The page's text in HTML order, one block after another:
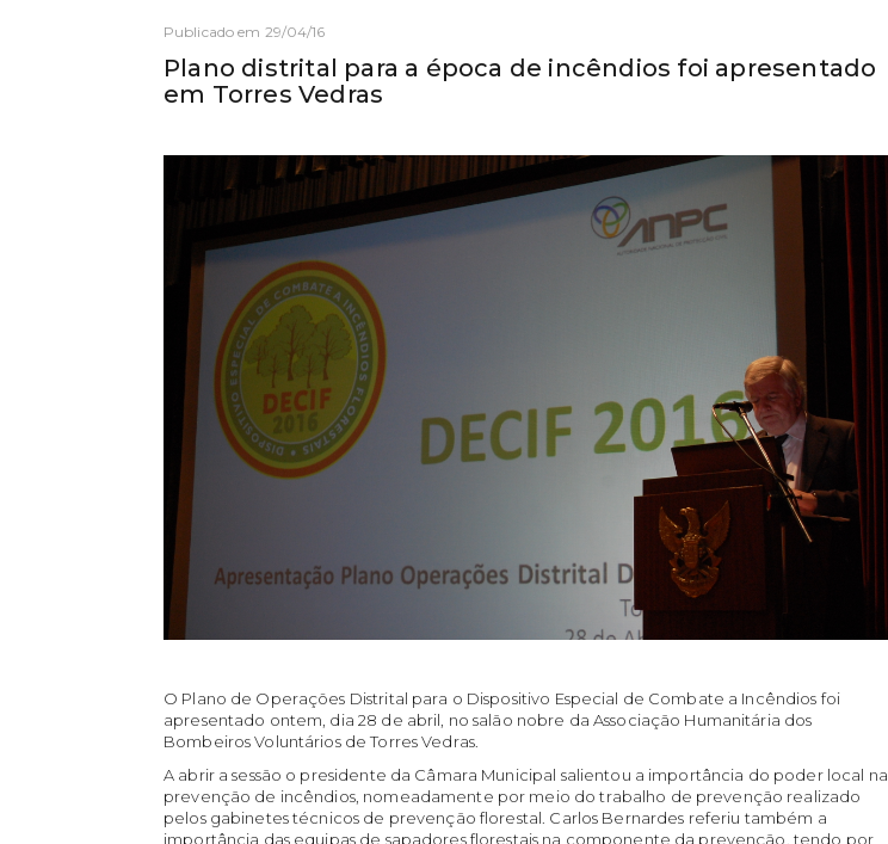
Publicado em 29/04/16
Plano distrital para a época de incêndios foi apresentado
em Torres Vedras
O Plano de Operações Distrital para o Dispositivo Especial de Combate a Incêndios foi
apresentado ontem, dia 28 de abril, no salão nobre da Associação Humanitária dos
Bombeiros Voluntários de Torres Vedras.
A abrir a sessão o presidente da Câmara Municipal salientou a importância do poder local na
prevenção de incêndios, nomeadamente por meio do trabalho de prevenção realizado
pelos gabinetes técnicos de prevenção florestal. Carlos Bernardes referiu também a
importância das equipas de sapadores florestais na componente da prevenção, tendo por